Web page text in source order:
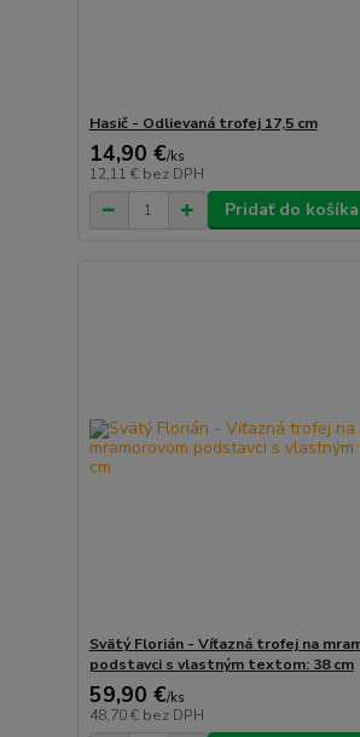
Hasič - Odlievaná trofej 17,5 cm
14,90 €/ks
12,11 € bez DPH
Pridať do košíka
Svätý Florián - Víťazná trofej na
podstavci s vlastným textom: 38 cm
59,90 €/ks
48,70 € bez DPH